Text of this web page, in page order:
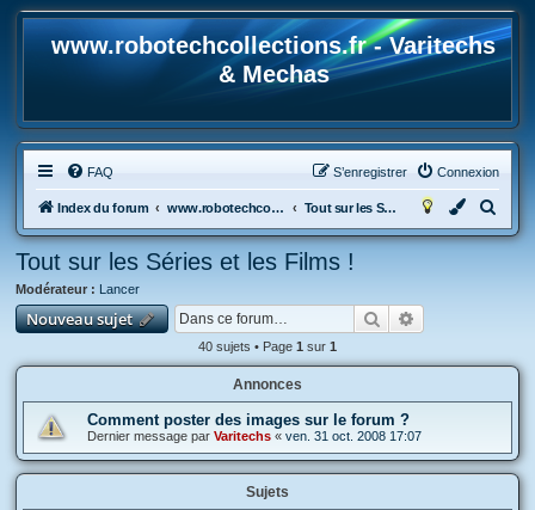
www.robotechcollections.fr - Varitechs
& Mechas
FAQ Connexion
S’enregistrer
Index du forum www.robotechcollections.fr - Robotech & Macross Toys French Forum !!! Tout sur les Séries et les Films !
e
h
r
Tout sur les Séries et les Films !
Modérateur : Lancer
Nouveau sujet Rechercher
40 sujets • Page 1 sur 1
Annonces
Comment poster des images sur le forum ?
Dernier message par Varitechs « ven. 31 oct. 2008 17:07
Sujets